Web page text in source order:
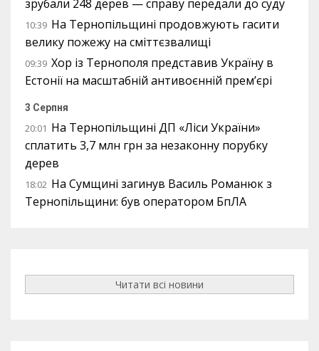
зрубали 248 дерев — справу передали до суду
10:39 На Тернопільщині продовжують гасити
велику пожежу на сміттєзвалищі
09:39 Хор із Тернополя представив Україну в
Естонії на масштабній антивоєнній прем’єрі
3 Серпня
20:01 На Тернопільщині ДП «Ліси України»
сплатить 3,7 млн грн за незаконну порубку
дерев
18:02 На Сумщині загинув Василь Романюк з
Тернопільщини: був оператором БпЛА
Читати всі новини